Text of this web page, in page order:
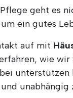
geht es
ein gutes
auf mit
wie wir
unterstützen
unabhängig